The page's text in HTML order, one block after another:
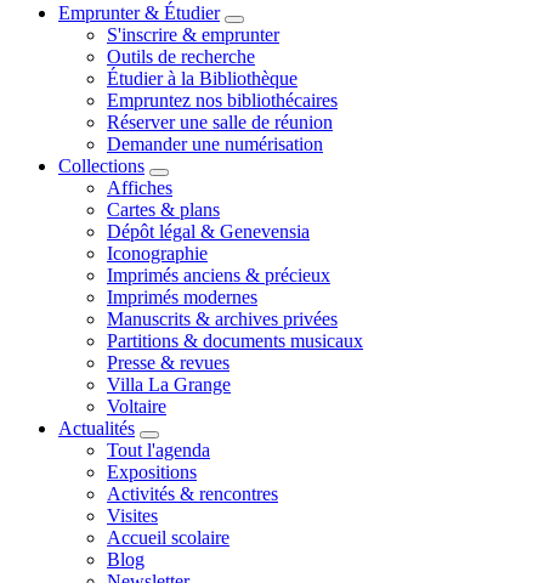
Emprunter & Étudier
S'inscrire & emprunter
Outils de recherche
Étudier à la Bibliothèque
Empruntez nos bibliothécaires
Réserver une salle de réunion
Demander une numérisation
Collections
Affiches
Cartes & plans
Dépôt légal & Genevensia
Iconographie
Imprimés anciens & précieux
Imprimés modernes
Manuscrits & archives privées
Partitions & documents musicaux
Presse & revues
Villa La Grange
Voltaire
Actualités
Tout l'agenda
Expositions
Activités & rencontres
Visites
Accueil scolaire
Blog